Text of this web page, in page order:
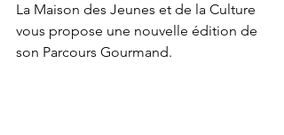
La Maison des Jeunes et de la Culture
vous propose une nouvelle édition de
son Parcours Gourmand.